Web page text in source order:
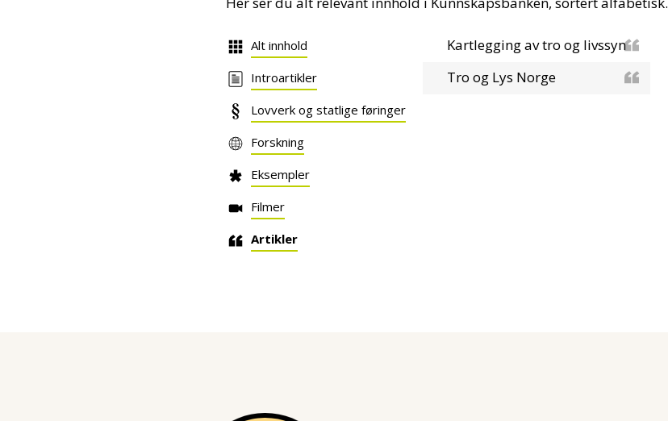
Alt innhold
Introartikler
Lovverk og statlige føringer
Forskning
Eksempler
Filmer
Artikler
Kartlegging av tro og livssyn
Tro og Lys Norge